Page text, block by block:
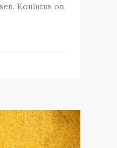
Koulutus on